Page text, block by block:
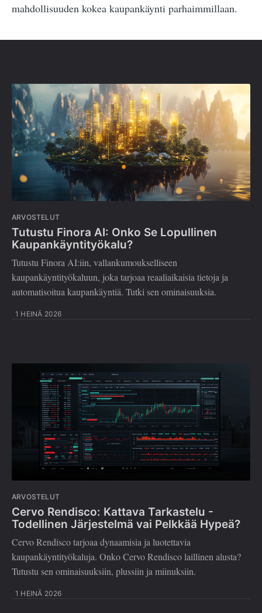
mahdollisuuden kokea kaupankäynti parhaimmillaan.
ARVOSTELUT
Tutustu Finora AI: Onko Se Lopullinen
Kaupankäyntityökalu?
Tutustu Finora AI:iin, vallankumoukselliseen
kaupankäyntityökaluun, joka tarjoaa reaaliaikaisia tietoja ja
automatisoitua kaupankäyntiä. Tutki sen ominaisuuksia.
1 HEINÄ 2026
ARVOSTELUT
Cervo Rendisco: Kattava Tarkastelu -
Todellinen Järjestelmä vai Pelkkää Hypeä?
Cervo Rendisco tarjoaa dynaamisia ja luotettavia
kaupankäyntityökaluja. Onko Cervo Rendisco laillinen alusta?
Tutustu sen ominaisuuksiin, plussiin ja miinuksiin.
1 HEINÄ 2026